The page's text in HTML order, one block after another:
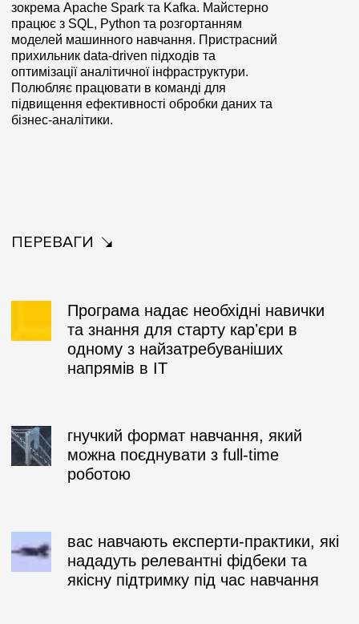
зокрема Apache Spark та Kafka. Майстерно
працює з SQL, Python та розгортанням
моделей машинного навчання. Пристрасний
прихильник data-driven підходів та
оптимізації аналітичної інфраструктури.
Полюбляє працювати в команді для
підвищення ефективності обробки даних та
бізнес-аналітики.
ПЕРЕВАГИ
Програма надає необхідні навички
та знання для старту карʼєри в
одному з найзатребуваніших
напрямів в ІТ
гнучкий формат навчання, який
можна поєднувати з full-time
роботою
вас навчають експерти-практики, які
нададуть релевантні фідбеки та
якісну підтримку під час навчання